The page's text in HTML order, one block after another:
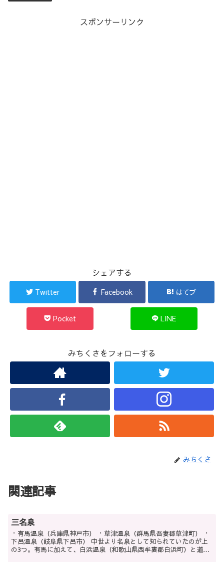
スポンサーリンク
シェアする
Twitter Facebook はてブ
Pocket LINE
みちくさをフォローする
みちくさ
関連記事
三名泉
・有馬温泉（兵庫県神戸市） ・草津温泉（群馬県吾妻郡草津町） ・
下呂温泉（岐阜県下呂市） 中世より名泉として知られていたのが上
の3つ。有馬に加えて、白浜温泉（和歌山県西牟婁郡白浜町）と道後